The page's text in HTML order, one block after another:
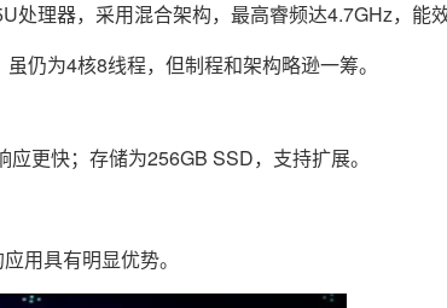
理器，采用混合架构，最高睿频达4.7GHz，能效
仍为4核8线程，但制程和架构略逊一筹。
更快；存储为256GB SSD，支持扩展。
用具有明显优势。